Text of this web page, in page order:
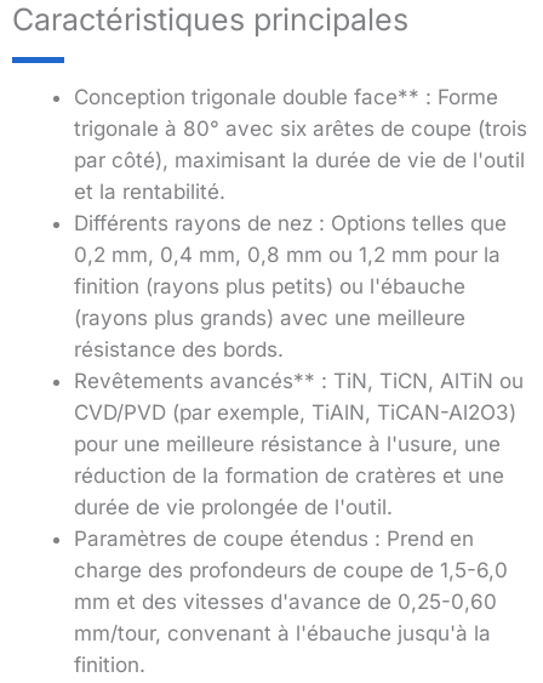
Caractéristiques principales
Conception trigonale double face** : Forme
trigonale à 80° avec six arêtes de coupe (trois
par côté), maximisant la durée de vie de l'outil
et la rentabilité.
Différents rayons de nez : Options telles que
0,2 mm, 0,4 mm, 0,8 mm ou 1,2 mm pour la
finition (rayons plus petits) ou l'ébauche
(rayons plus grands) avec une meilleure
résistance des bords.
Revêtements avancés** : TiN, TiCN, AlTiN ou
CVD/PVD (par exemple, TiAlN, TiCAN-Al2O3)
pour une meilleure résistance à l'usure, une
réduction de la formation de cratères et une
durée de vie prolongée de l'outil.
Paramètres de coupe étendus : Prend en
charge des profondeurs de coupe de 1,5-6,0
mm et des vitesses d'avance de 0,25-0,60
mm/tour, convenant à l'ébauche jusqu'à la
finition.